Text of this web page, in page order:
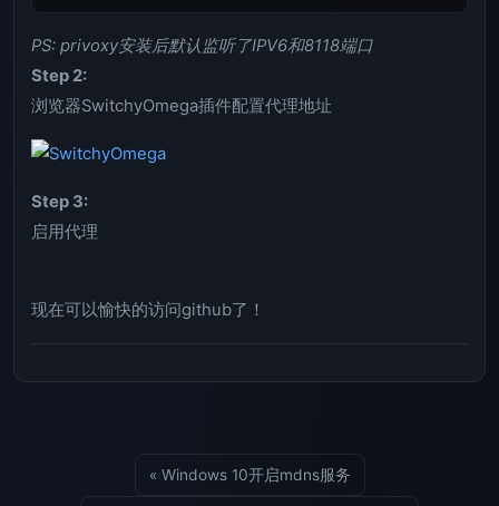
PS: privoxy安装后默认监听了IPV6和8118端口
Step 2:
浏览器SwitchyOmega插件配置代理地址
Step 3:
启用代理
现在可以愉快的访问github了！
« Windows 10开启mdns服务